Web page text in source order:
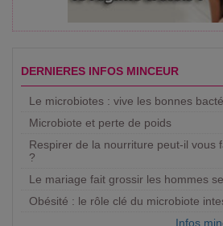
DERNIERES INFOS MINCEUR
Le microbiotes : vive les bonnes
Microbiote et perte de poids
Respirer de la nourriture peut-il vous
?
Le mariage fait grossir les hommes
Obésité : le rôle clé du microbiote
Infos